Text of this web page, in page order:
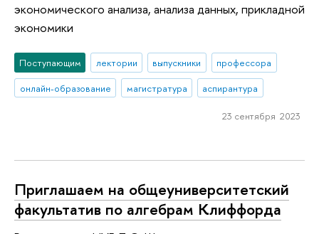
экономического анализа, анализа данных, прикладной
экономики
Поступающим лектории выпускники
профессора
онлайн-образование
магистратура аспирантура
23 сентября 2023
Приглашаем на общеуниверситетский
факультатив по алгебрам Клиффорда